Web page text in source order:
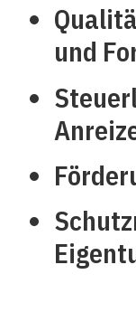
und